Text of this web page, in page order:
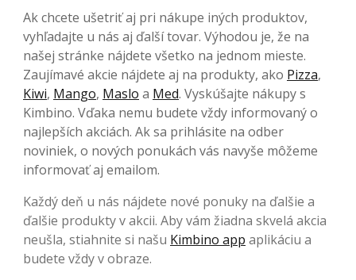
Ak chcete ušetriť aj pri nákupe iných produktov,
vyhľadajte u nás aj ďalší tovar. Výhodou je, že na
našej stránke nájdete všetko na jednom mieste.
Zaujímavé akcie nájdete aj na produkty, ako Pizza,
Kiwi, Mango, Maslo a Med. Vyskúšajte nákupy s
Kimbino. Vďaka nemu budete vždy informovaný o
najlepších akciách. Ak sa prihlásite na odber
noviniek, o nových ponukách vás navyše môžeme
informovať aj emailom.
Každý deň u nás nájdete nové ponuky na ďalšie a
ďalšie produkty v akcii. Aby vám žiadna skvelá akcia
neušla, stiahnite si našu Kimbino app aplikáciu a
budete vždy v obraze.